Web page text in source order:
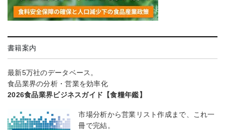
書籍案内
最新5万社のデータベース。
食品業界の分析・営業を効率化
2026食品業界ビジネスガイド【食糧年鑑】
市場分析から営業リスト作成まで、これ一
冊で完結。